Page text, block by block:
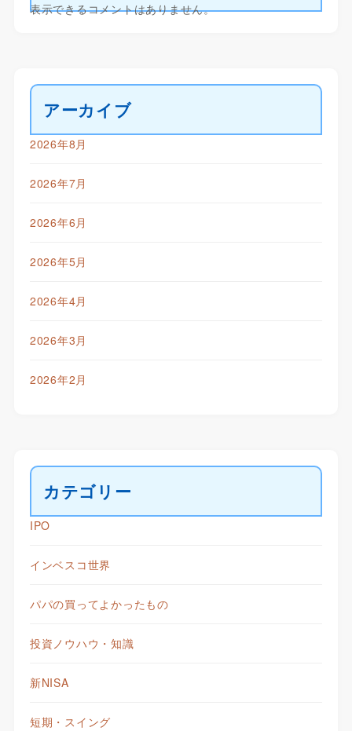
表示できるコメントはありません。
アーカイブ
2026年8月
2026年7月
2026年6月
2026年5月
2026年4月
2026年3月
2026年2月
カテゴリー
IPO
インベスコ世界
パパの買ってよかったもの
投資ノウハウ・知識
新NISA
短期・スイング